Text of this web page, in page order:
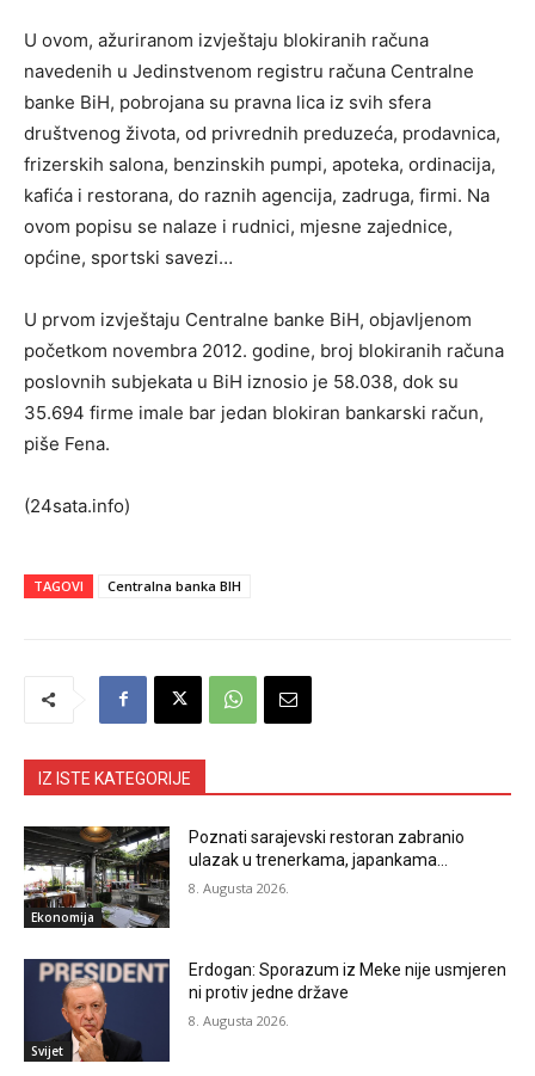
U ovom, ažuriranom izvještaju blokiranih računa
navedenih u Jedinstvenom registru računa Centralne
banke BiH, pobrojana su pravna lica iz svih sfera
društvenog života, od privrednih preduzeća, prodavnica,
frizerskih salona, benzinskih pumpi, apoteka, ordinacija,
kafića i restorana, do raznih agencija, zadruga, firmi. Na
ovom popisu se nalaze i rudnici, mjesne zajednice,
općine, sportski savezi…
U prvom izvještaju Centralne banke BiH, objavljenom
početkom novembra 2012. godine, broj blokiranih računa
poslovnih subjekata u BiH iznosio je 58.038, dok su
35.694 firme imale bar jedan blokiran bankarski račun,
piše Fena.
(24sata.info)
TAGOVI Centralna banka BIH
IZ ISTE KATEGORIJE
Ekonomija
Poznati sarajevski restoran zabranio
ulazak u trenerkama, japankama…
8. Augusta 2026.
Svijet
Erdogan: Sporazum iz Meke nije usmjeren
ni protiv jedne države
8. Augusta 2026.